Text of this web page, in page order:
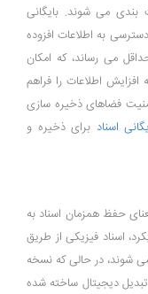
می‌ شوند. بایگانی
به اطلاعات افزوده
می ‌رساند، که امکان
اطلاعات را فراهم
فضاهای ذخیره سازی
اسناد برای ذخیره و
حفظ همزمان اسناد به
اسناد فیزیکی از طریق
‌شوند، در حالی که نسخه
دیجیتال ساخته شده